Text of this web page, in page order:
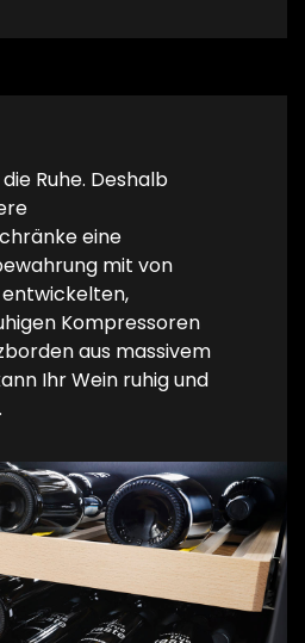
Ruhe. Deshalb
eine
mit von
Kompressoren
aus massivem
Ihr Wein ruhig und